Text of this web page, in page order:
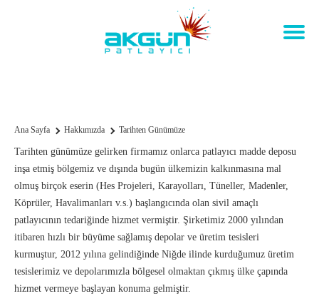
Ana Sayfa Hakkımızda Tarihten Günümüze
Tarihten günümüze gelirken firmamız onlarca patlayıcı madde deposu
inşa etmiş bölgemiz ve dışında bugün ülkemizin kalkınmasına mal
olmuş birçok eserin (Hes Projeleri, Karayolları, Tüneller, Madenler,
Köprüler, Havalimanları v.s.) başlangıcında olan sivil amaçlı
patlayıcının tedariğinde hizmet vermiştir. Şirketimiz 2000 yılından
itibaren hızlı bir büyüme sağlamış depolar ve üretim tesisleri
kurmuştur, 2012 yılına gelindiğinde Niğde ilinde kurduğumuz üretim
tesislerimiz ve depolarımızla bölgesel olmaktan çıkmış ülke çapında
hizmet vermeye başlayan konuma gelmiştir.